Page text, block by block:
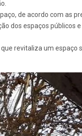
de acordo com as
dos espaços públicos
revitaliza um espaço